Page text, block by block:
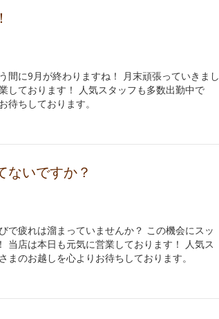
間に9月が終わりますね！ 月末頑張っていきまし
しております！ 人気スタッフも多数出勤中で
待ちしております。
ないですか？
で疲れは溜まっていませんか？ この機会にスッ
当店は本日も元気に営業しております！ 人気ス
まのお越しを心よりお待ちしております。